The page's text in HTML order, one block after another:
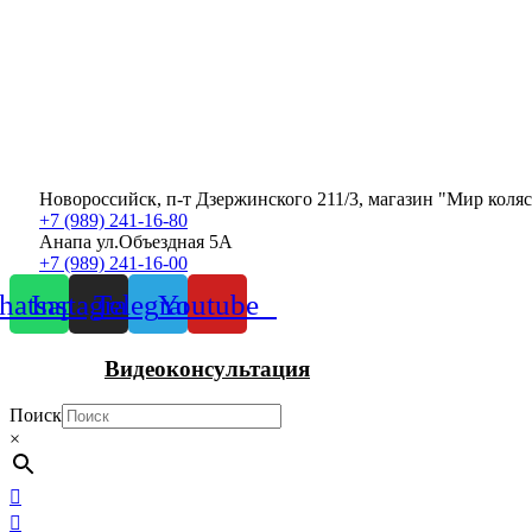
Новороссийск, п-т Дзержинского 211/3, магазин "Мир
+7 (989) 241-16-80
Анапа ул.Объездная 5А
+7 (989) 241-16-00
InstagramTelegramYoutube
Видеоконсультация
Поиск
×